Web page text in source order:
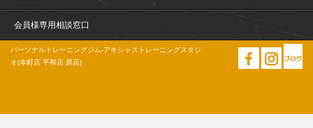
会員様専用相談窓口
パーソナルトレーニングジム-アキシャストレーニングスタジ
オ(本町店 平和店 原店)